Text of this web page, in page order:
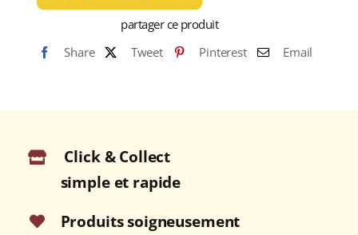
Robert
Perroud
"Foudre
CÔTE
BROUILLY
Rouge
2020
Bouteille
partager ce produit
Share
Tweet Pinterest Email
Click & Collect
simple et rapide
Produits soigneusement